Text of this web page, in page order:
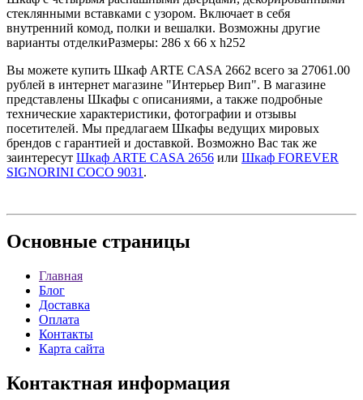
стеклянными вставками с узором. Включает в себя
внутренний комод, полки и вешалки. Возможны другие
варианты отделкиРазмеры: 286 x 66 x h252
Вы можете купить Шкаф ARTE CASA 2662 всего за 27061.00
рублей в интернет магазине "Интерьер Вип". В магазине
представлены Шкафы с описаниями, а также подробные
технические характеристики, фотографии и отзывы
посетителей. Мы предлагаем Шкафы ведущих мировых
брендов с гарантией и доставкой. Возможно Вас так же
заинтересут Шкаф ARTE CASA 2656 или Шкаф FOREVER
SIGNORINI COCO 9031 .
Основные страницы
Главная
Блог
Доставка
Оплата
Контакты
Карта сайта
Контактная информация